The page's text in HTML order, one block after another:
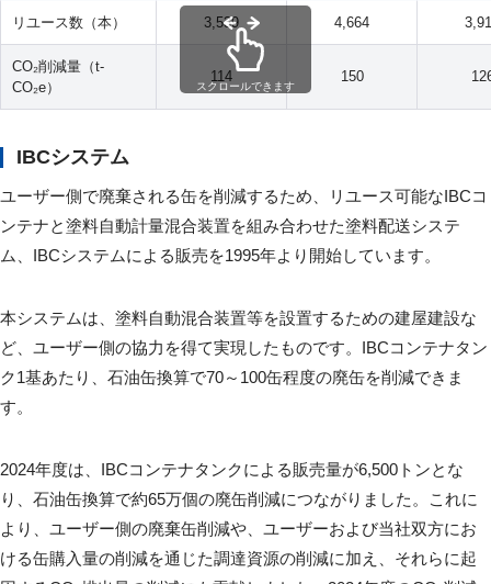
リユース数（本） 3,539 4,664
CO₂削減量（t-
CO₂e）
114 150
スクロールできます
IBCシステム
ユーザー側で廃棄される缶を削減するため、リユース可能なIBCコ
ンテナと塗料自動計量混合装置を組み合わせた塗料配送システ
ム、IBCシステムによる販売を1995年より開始しています。
本システムは、塗料自動混合装置等を設置するための建屋建設な
ど、ユーザー側の協力を得て実現したものです。IBCコンテナタン
ク1基あたり、石油缶換算で70～100缶程度の廃缶を削減できま
す。
2024年度は、IBCコンテナタンクによる販売量が6,500トンとな
り、石油缶換算で約65万個の廃缶削減につながりました。これに
より、ユーザー側の廃棄缶削減や、ユーザーおよび当社双方にお
ける缶購入量の削減を通じた調達資源の削減に加え、それらに起